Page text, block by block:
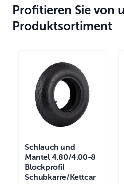
Profitieren Sie von
Produktsortiment
Schlauch und
Mantel 4.80/4.00-8
Blockprofil
Schubkarre/Kettcar